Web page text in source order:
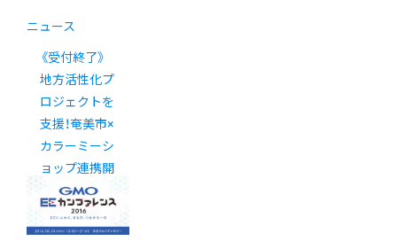
ニュース
《受付終了》
地方活性化プ
ロジェクトを
支援！奄美市×
カラーミーシ
ョップ連携開